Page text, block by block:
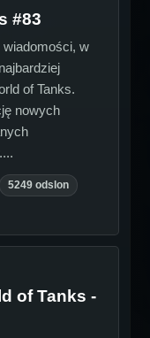
#83
wiadomości, w
of Tanks.
nowych
5249 odslon
of Tanks -